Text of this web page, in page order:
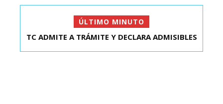
ÚLTIMO MINUTO
EXDIPUTADO LAVÍN SALIÓ DE CAPITÁN YÁBER
TC ADMITE A TRÁMITE Y DECLARA ADMISIBLES